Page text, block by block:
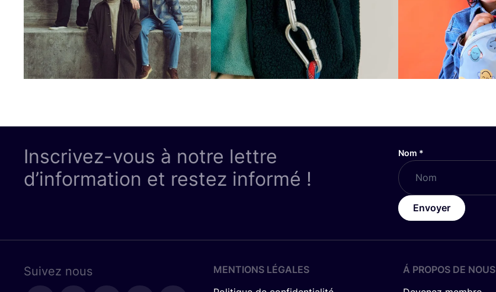
Inscrivez-vous à notre lettre
d’information et restez informé !
Nom *
Envoyer
Suivez nous
MENTIONS LÉGALES
Á PROPOS DE NOUS